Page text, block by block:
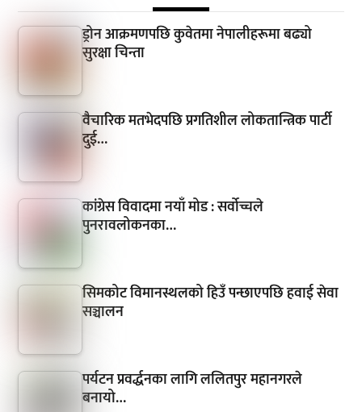
ड्रोन आक्रमणपछि कुवेतमा नेपालीहरूमा बढ्यो
सुरक्षा चिन्ता
वैचारिक मतभेदपछि प्रगतिशील लोकतान्त्रिक पार्टी
दुई…
कांग्रेस विवादमा नयाँ मोड : सर्वोच्चले
पुनरावलोकनका…
सिमकोट विमानस्थलको हिउँ पन्छाएपछि हवाई सेवा
सञ्चालन
पर्यटन प्रवर्द्धनका लागि ललितपुर महानगरले
बनायो…